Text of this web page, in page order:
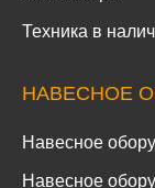
Техника в
НАВЕСНОЕ
Навесное
Навесное